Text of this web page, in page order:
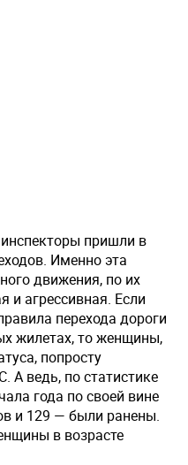
пришли в
Именно эта
движения, по их
и агрессивная. Если
перехода дороги
жилетах, то женщины,
попросту
А ведь, по статистике
года по своей вине
и 129 — были ранены.
в возрасте